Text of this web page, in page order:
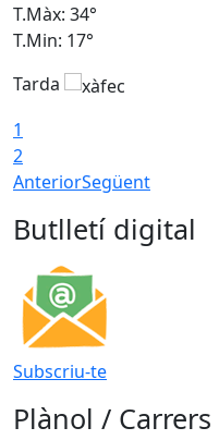
T.Màx: 34°
T.Min: 17°
Tarda
1
2
AnteriorSegüent
Butlletí digital
Subscriu-te
Plànol / Carrers